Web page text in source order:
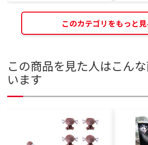
このカテゴリをもっと見
この商品を見た人はこん
います